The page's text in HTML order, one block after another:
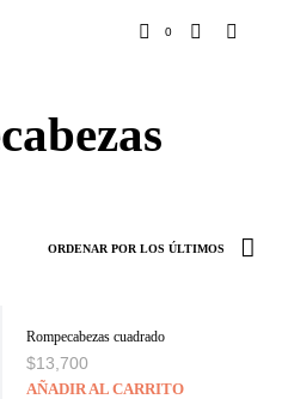
0
Rompecabezas cuadrado
$13,700
AÑADIR AL CARRITO